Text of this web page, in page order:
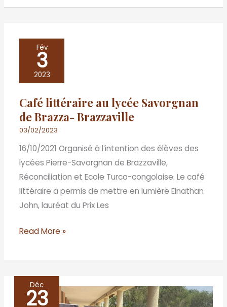
Fév
3
2023
Café littéraire au lycée Savorgnan
de Brazza- Brazzaville
03/02/2023
16/10/2021 Organisé à l’intention des élèves des
lycées Pierre-Savorgnan de Brazzaville,
Réconciliation et Ecole Turco-congolaise. Le café
littéraire a permis de mettre en lumière Elnathan
John, lauréat du Prix Les
Café
littéraire
Savorgnan
de
Brazza-
Brazzaville
Read More »
Déc
23
café